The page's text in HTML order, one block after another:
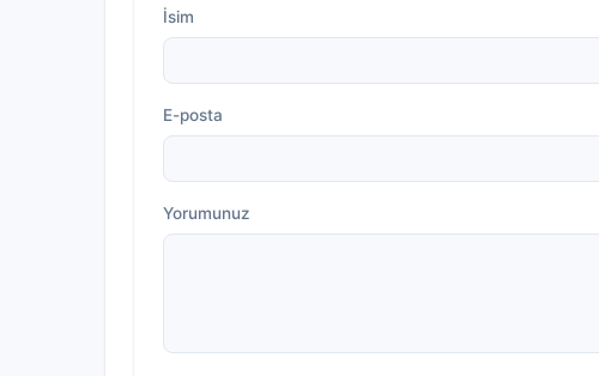
İsim
E-posta
Yorumunuz